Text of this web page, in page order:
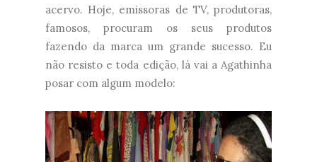
acervo. Hoje, emissoras de TV, produtoras,
famosos, procuram os seus produtos
fazendo da marca um grande sucesso. Eu
não resisto e toda edição, lá vai a Agathinha
posar com algum modelo: